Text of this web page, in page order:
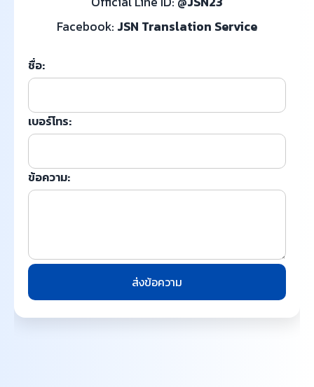
Facebook: JSN Translation Service
ชื่อ:
เบอร์โทร:
ข้อความ:
ส่งข้อความ